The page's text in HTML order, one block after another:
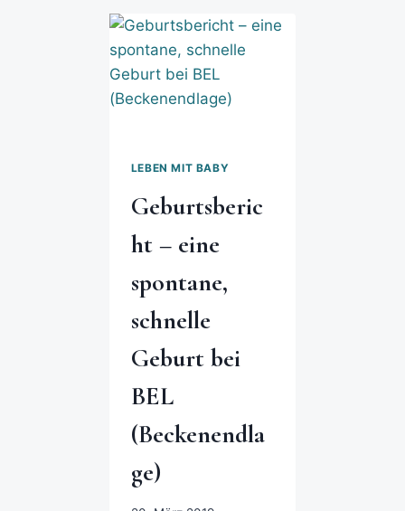
LEBEN MIT BABY
Geburtsberic
ht – eine
spontane,
schnelle
Geburt bei
BEL
(Beckenendla
ge)